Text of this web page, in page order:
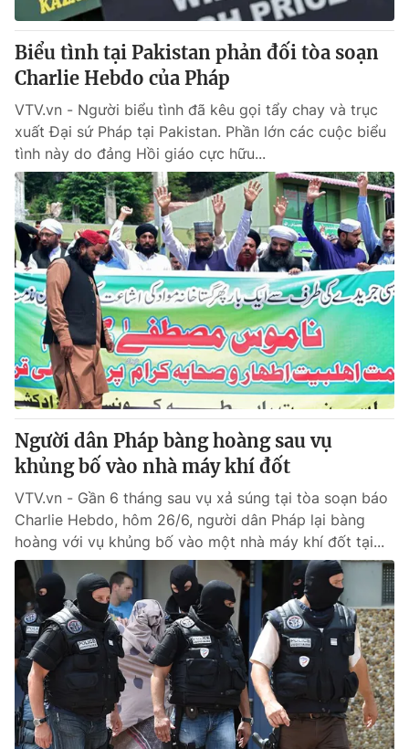
Tư vấn
Chuyên mục khác
Emagazine Podcast
Photo Infographic
Video Shorts video
VTV Money VTV Thể thao
VTV Sức khoẻ Bất động sản
Thị trường 24h Tấm lòng Việt
VTV4 Vươn mình bằng AI
VTV9 VTV8
Liên hệ tòa soạn English
THỜI BÁO VTV
Theo dõi báo trên
Cơ quan chủ quản: Đài Truyền hình Việt Nam
Cơ quan báo chí:Thời báo VTV
Biểu tình tại Pakistan phản đối tòa soạn
Charlie Hebdo của Pháp
VTV.vn - Người biểu tình đã kêu gọi tẩy chay và trục
xuất Đại sứ Pháp tại Pakistan. Phần lớn các cuộc biểu
tình này do đảng Hồi giáo cực hữu...
Người dân Pháp bàng hoàng sau vụ
khủng bố vào nhà máy khí đốt
VTV.vn - Gần 6 tháng sau vụ xả súng tại tòa soạn báo
Charlie Hebdo, hôm 26/6, người dân Pháp lại bàng
hoàng với vụ khủng bố vào một nhà máy khí đốt tại...